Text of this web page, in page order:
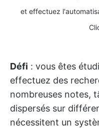
et effectuez
Défi : vous êtes
effectuez des
nombreuses notes,
dispersés sur
nécessitent un